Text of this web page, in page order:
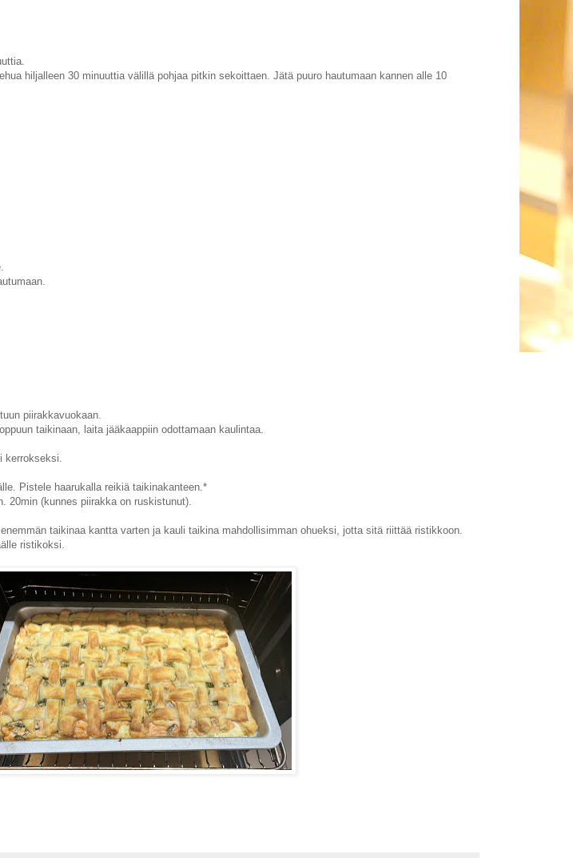
hiljalleen 30 minuuttia välillä pohjaa pitkin sekoittaen. Jätä puuro hautumaan kannen alle 10
piirakkavuokaan.
taikinaan, laita jääkaappiin odottamaan kaulintaa.
kerrokseksi.
Pistele haarukalla reikiä taikinakanteen.*
20min (kunnes piirakka on ruskistunut).
taikinaa kantta varten ja kauli taikina mahdollisimman ohueksi, jotta sitä riittää ristikkoon.
ristikoksi.